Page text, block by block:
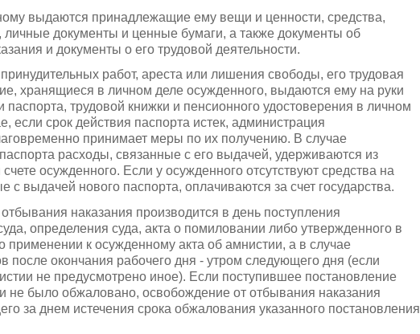
выдаются принадлежащие ему вещи и ценности, средства,
документы и ценные бумаги, а также документы об
и документы о его трудовой деятельности.
работ, ареста или лишения свободы, его трудовая
хранящиеся в личном деле осужденного, выдаются ему на руки
трудовой книжки и пенсионного удостоверения в личном
если срок действия паспорта истек, администрация
принимает меры по их получению. В случае
расходы, связанные с его выдачей, удерживаются из
осужденного. Если у осужденного отсутствуют средства на
с выдачей нового паспорта, оплачиваются за счет государства.
наказания производится в день поступления
определения суда, акта о помиловании либо утвержденного в
к осужденному акта об амнистии, а в случае
после окончания рабочего дня - утром следующего дня (если
не предусмотрено иное). Если поступившее постановление
не было обжаловано, освобождение от отбывания наказания
за днем истечения срока обжалования указанного постановления